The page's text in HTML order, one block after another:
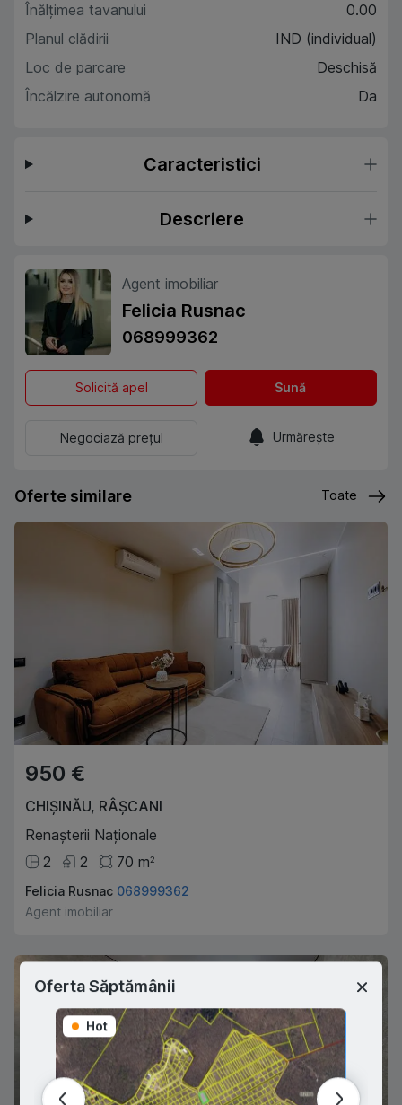
Înălțimea tavanului
0.00
Planul clădirii
IND (individual)
Loc de parcare
Deschisă
Încălzire autonomă
Da
Caracteristici
Descriere
Agent imobiliar
Felicia Rusnac
068999362
Solicită apel Sună
Negociază prețul Urmărește
Oferte similare Toate
950 €
CHIȘINĂU, RÂȘCANI
Renașterii Naționale
2
2 70 m2
Felicia Rusnac 068999362
Agent imobiliar
Oferta Săptămânii
Hot